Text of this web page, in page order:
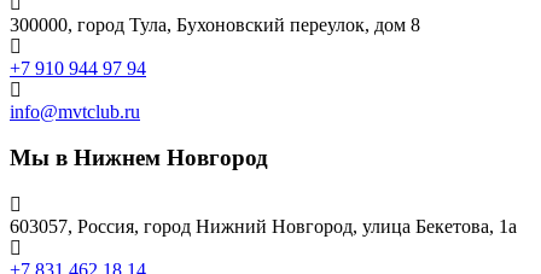
300000, город Тула, Бухоновский переулок, дом 8
+7 910 944 97 94
info@mvtclub.ru
Мы в Нижнем Новгород
603057, Россия, город Нижний Новгород, улица Бекетова, 1а